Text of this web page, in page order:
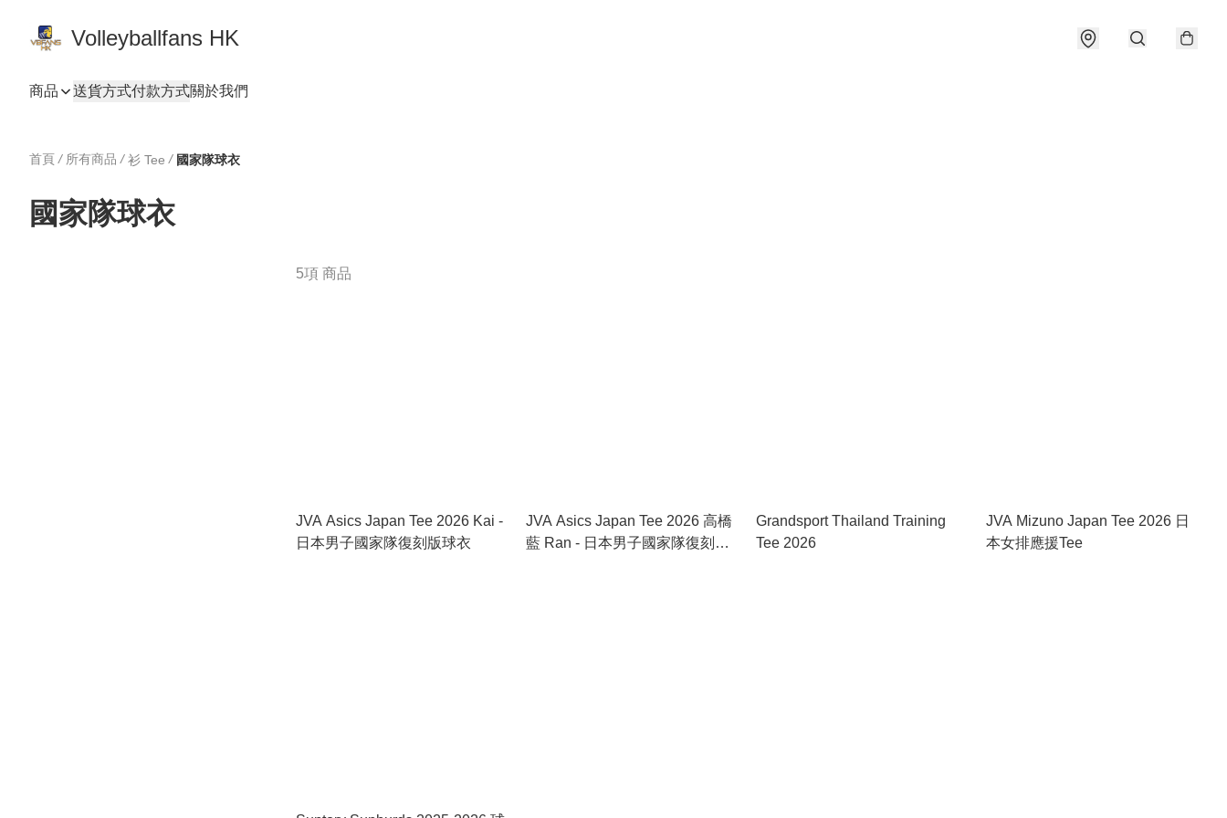
Volleyballfans HK
商品 送貨方式付款方式關於我們
首頁 / 所有商品 / 衫 Tee / 國家隊球衣
國家隊球衣
5項 商品
JVA Asics Japan Tee 2026 Kai -
日本男子國家隊復刻版球衣
JVA Asics Japan Tee 2026 高橋
藍 Ran - 日本男子國家隊復刻版
Grandsport Thailand Training
Tee 2026
JVA Mizuno Japan Tee 2026 日
本女排應援Tee